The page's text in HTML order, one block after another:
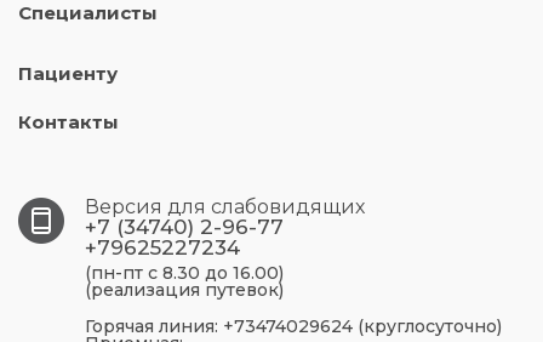
Специалисты
Пациенту
Контакты
Версия для слабовидящих
+7 (34740) 2-96-77
+79625227234
(пн-пт с 8.30 до 16.00)
(реализация путевок)
Горячая линия: +73474029624 (круглосуточно)